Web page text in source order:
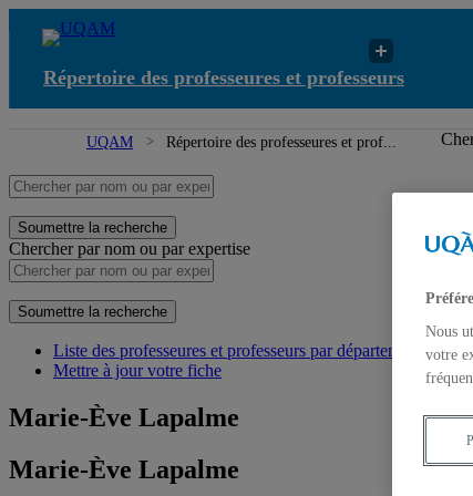
Répertoire des professeures et professeurs
UQAM Répertoire des professeures et prof...
Soumettre la recherche
Chercher par nom ou par expertise
Soumettre la recherche
Liste des professeures et professeurs par départements et
Mettre à jour votre fiche
Marie-Ève Lapalme
Marie-Ève Lapalme
Nous
votre